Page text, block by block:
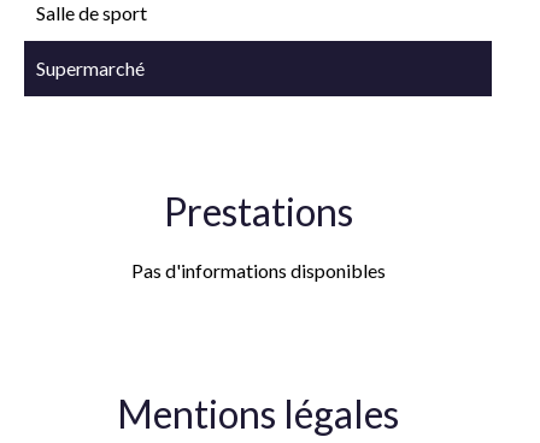
Salle de sport
Supermarché
Prestations
Pas d'informations disponibles
Mentions légales